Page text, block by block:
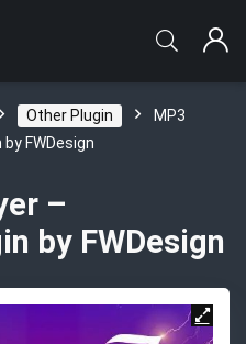
Other Plugin
MP3
FWDesign
–
by FWDesign